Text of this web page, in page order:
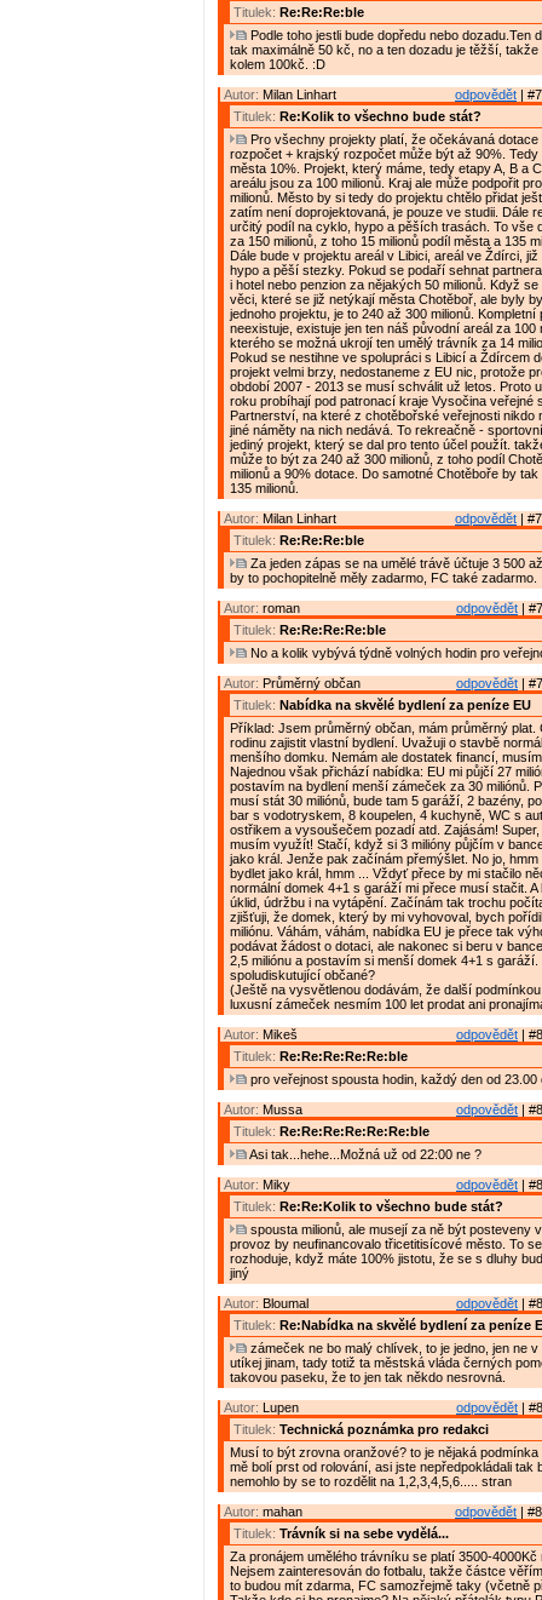
Titulek: Re:Re:Re:ble
Podle toho jestli bude dopředu nebo dozadu.Ten
tak maximálně 50 kč, no a ten dozadu je těžší, takže
kolem 100kč. :D
odpovědět |
Autor: Milan Linhart
Titulek: Re:Kolik to všechno bude stát?
Pro všechny projekty platí, že očekávaná dotace
rozpočet + krajský rozpočet může být až 90%. Tedy
města 10%. Projekt, který máme, tedy etapy A, B a
areálu jsou za 100 milionů. Kraj ale může podpořit
milionů. Město by si tedy do projektu chtělo přidat
zatím není doprojektovaná, je pouze ve studii. Dále
určitý podíl na cyklo, hypo a pěších trasách. To vše
za 150 milionů, z toho 15 milionů podíl města a 135
Dále bude v projektu areál v Libici, areál ve Ždírci,
hypo a pěší stezky. Pokud se podaří sehnat
i hotel nebo penzion za nějakých 50 milionů. Když
věci, které se již netýkají města Chotěboř, ale byly
jednoho projektu, je to 240 až 300 milionů. Kompletní
neexistuje, existuje jen ten náš původní areál za 100
kterého se možná ukrojí ten umělý trávník za 14
Pokud se nestihne ve spolupráci s Libicí a Ždírcem
projekt velmi brzy, nedostaneme z EU nic, protože
období 2007 - 2013 se musí schválit už letos. Proto
roku probíhají pod patronací kraje Vysočina veřejné
Partnerství, na které z chotěbořské veřejnosti nikdo
jiné náměty na nich nedává. To rekreačně -
jediný projekt, který se dal pro tento účel použít.
může to být za 240 až 300 milionů, z toho podíl
milionů a 90% dotace. Do samotné Chotěboře by
135 milionů.
odpovědět |
Autor: Milan Linhart
Titulek: Re:Re:Re:ble
Za jeden zápas se na umělé trávě účtuje 3 500
by to pochopitelně měly zadarmo, FC také zadarmo.
odpovědět |
Autor: roman
Titulek: Re:Re:Re:Re:ble
No a kolik vybývá týdně volných hodin pro
odpovědět |
Autor: Průměrný občan
Titulek: Nabídka na skvělé bydlení za peníze EU
Příklad: Jsem průměrný občan, mám průměrný plat.
rodinu zajistit vlastní bydlení. Uvažuji o stavbě
menšího domku. Nemám ale dostatek financí,
Najednou však přichází nabídka: EU mi půjčí 27
postavím na bydlení menší zámeček za 30 miliónů.
musí stát 30 miliónů, bude tam 5 garáží, 2 bazény,
bar s vodotryskem, 8 koupelen, 4 kuchyně, WC s
ostřikem a vysoušečem pozadí atd. Zajásám!
musím využít! Stačí, když si 3 milióny půjčím v
jako král. Jenže pak začínám přemýšlet. No jo, hmm
bydlet jako král, hmm ... Vždyť přece by mi stačilo
normální domek 4+1 s garáží mi přece musí stačit. A
úklid, údržbu i na vytápění. Začínám tak trochu
zjišťuji, že domek, který by mi vyhovoval, bych
miliónu. Váhám, váhám, nabídka EU je přece tak
podávat žádost o dotaci, ale nakonec si beru v
2,5 miliónu a postavím si menší domek 4+1 s
spoludiskutující občané?
(Ještě na vysvětlenou dodávám, že další
luxusní zámeček nesmím 100 let prodat ani
odpovědět |
Autor: Mikeš
Titulek: Re:Re:Re:Re:Re:ble
pro veřejnost spousta hodin, každý den od 23.00
odpovědět |
Autor: Mussa
Titulek: Re:Re:Re:Re:Re:Re:ble
Asi tak...hehe...Možná už od 22:00 ne ?
odpovědět |
Autor: Miky
Titulek: Re:Re:Kolik to všechno bude stát?
spousta milionů, ale musejí za ně být posteveny
provoz by neufinancovalo třicetitisícové město. To
rozhoduje, když máte 100% jistotu, že se s dluhy
jiný
odpovědět |
Autor: Bloumal
Titulek: Re:Nabídka na skvělé bydlení za peníze
zámeček ne bo malý chlívek, to je jedno, jen ne v
utíkej jinam, tady totiž ta městská vláda černých
takovou paseku, že to jen tak někdo nesrovná.
odpovědět |
Autor: Lupen
Titulek: Technická poznámka pro redakci
Musí to být zrovna oranžové? to je nějaká
mě bolí prst od rolování, asi jste nepředpokládali tak
nemohlo by se to rozdělit na 1,2,3,4,5,6..... stran
odpovědět |
Autor: mahan
Titulek: Trávník si na sebe vydělá...
Za pronájem umělého trávníku se platí 3500-4000Kč
Nejsem zainteresován do fotbalu, takže částce
to budou mít zdarma, FC samozřejmě taky (včetně